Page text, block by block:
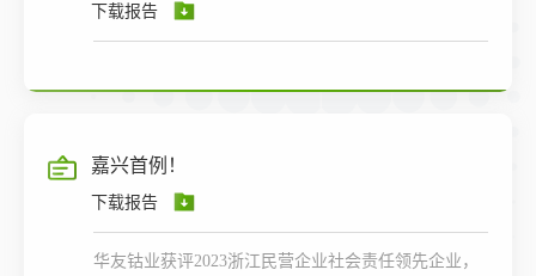
下载报告
嘉兴首例！
下载报告
华友钴业获评2023浙江民营企业社会责任领先企业，